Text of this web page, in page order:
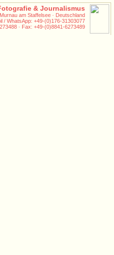
& Journalismus
am Staffelsee · Deutschland
/ WhatsApp: +49-(0)176-31303077
· Fax: +49-(0)8841-6273489